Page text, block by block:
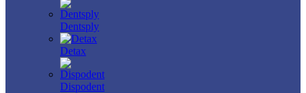
Dentsply
Detax
Dispodent